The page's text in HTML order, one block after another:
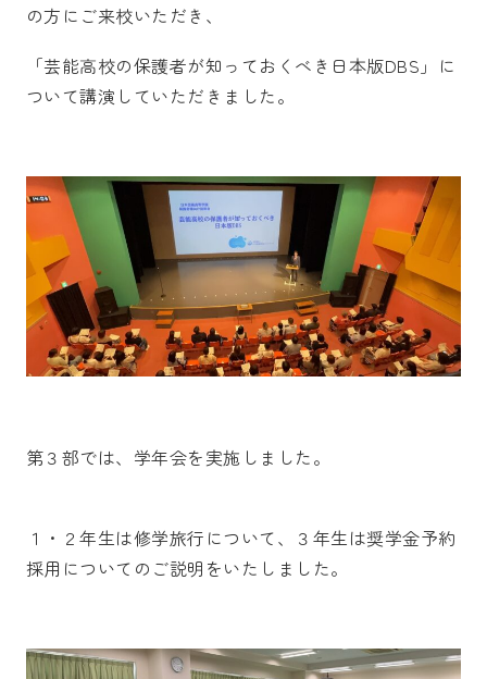
の方にご来校いただき、
「芸能高校の保護者が知っておくべき日本版DBS」に
ついて講演していただきました。
第３部では、学年会を実施しました。
１・２年生は修学旅行について、３年生は奨学金予約
採用についてのご説明をいたしました。